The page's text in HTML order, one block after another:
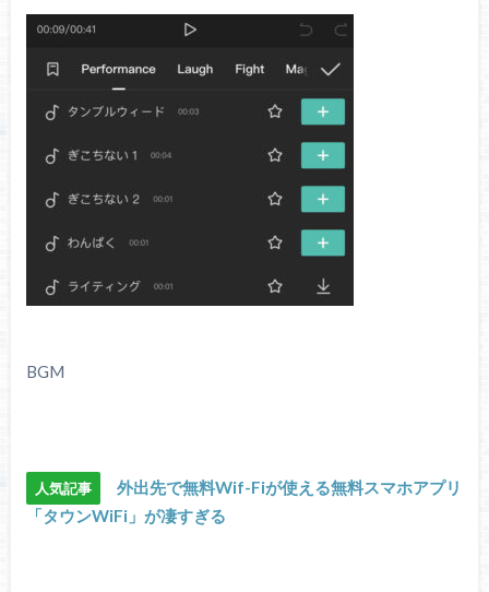
BGM
人気記事
外出先で無料Wif-Fiが使える無料スマホアプリ
「タウンWiFi」が凄すぎる